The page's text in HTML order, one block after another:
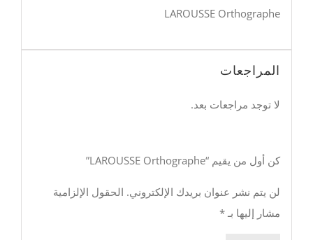
LAROUSSE Orthographe
المراجعات
لا توجد مراجعات بعد.
كن أول من يقيم “LAROUSSE Orthographe”
لن يتم نشر عنوان بريدك الإلكتروني. الحقول الإلزامية
مشار إليها بـ *